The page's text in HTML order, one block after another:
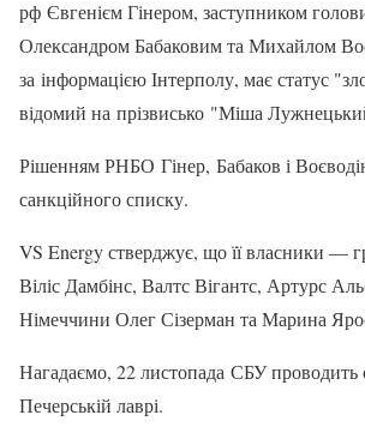
рф Євгенієм Гінером, заступником
Олександром Бабаковим та Михайлом
за інформацією Інтерполу, має статус
відомий на прізвисько "Міша
Рішенням РНБО Гінер, Бабаков і
санкційного списку.
VS Energy стверджує, що її власники —
Віліс Дамбінс, Валтс Вігантс, Артурс
Німеччини Олег Сізерман та Марина
Нагадаємо, 22 листопада СБУ
Печерській лаврі.